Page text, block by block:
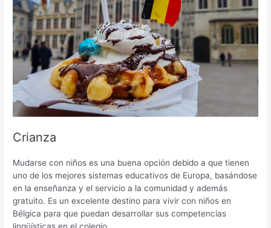
Crianza
Mudarse con niños es una buena opción debido a que tienen
uno de los mejores sistemas educativos de Europa, basándose
en la enseñanza y el servicio a la comunidad y además
gratuito. Es un excelente destino para vivir con niños en
Bélgica para que puedan desarrollar sus competencias